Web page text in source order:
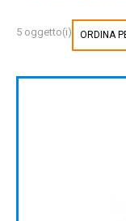
5 oggetto(i) ORDINA